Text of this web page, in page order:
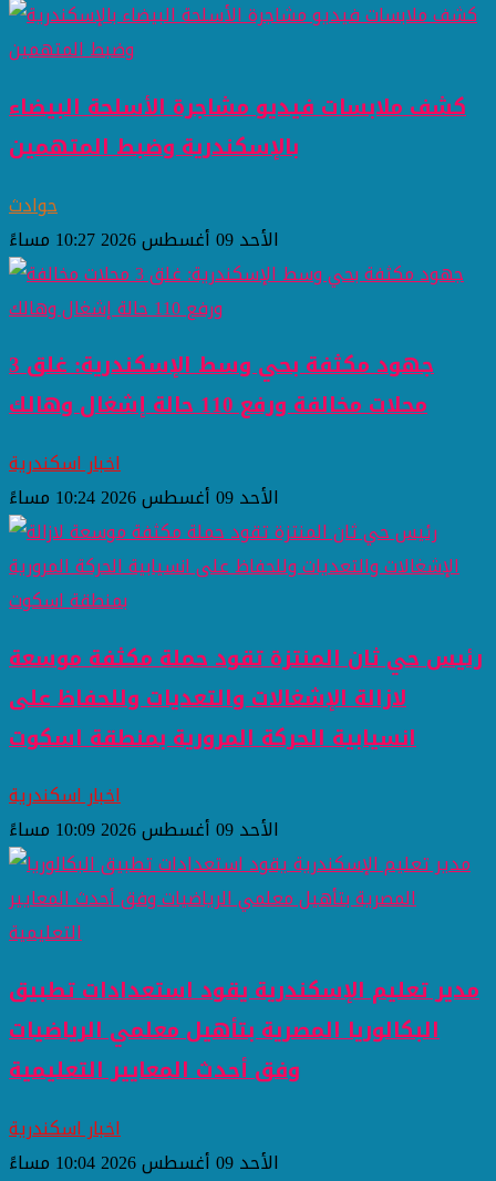
كشف ملابسات فيديو مشاجرة الأسلحة البيضاء
بالإسكندرية وضبط المتهمين
حوادث
الأحد 09 أغسطس 2026 10:27 مساءً
جهود مكثفة بحي وسط الإسكندرية: غلق 3
محلات مخالفة ورفع 110 حالة إشغال وهالك
اخبار اسكندرية
الأحد 09 أغسطس 2026 10:24 مساءً
رئيس حي ثان المنتزة تقود حملة مكثفة موسعة
لازالة الإشغالات والتعديات وللحفاظ على
انسيابية الحركة المرورية بمنطقة اسكوت
اخبار اسكندرية
الأحد 09 أغسطس 2026 10:09 مساءً
مدير تعليم الإسكندرية يقود استعدادات تطبيق
البكالوريا المصرية بتأهيل معلمي الرياضيات
وفق أحدث المعايير التعليمية
اخبار اسكندرية
الأحد 09 أغسطس 2026 10:04 مساءً